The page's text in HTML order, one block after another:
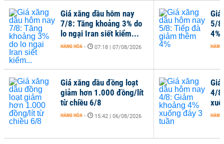
Giá xăng dầu hôm nay
7/8: Tăng khoảng 3% do
lo ngại Iran siết kiểm...
HÀNG HÓA - 07:18 | 07/08/2026
Giá xăng dầu đồng loạt
giảm hơn 1.000 đồng/lít
từ chiều 6/8
HÀNG HÓA - 15:42 | 06/08/2026
Giá
5/
4%
HÀNG
Giá
4/
HÀNG